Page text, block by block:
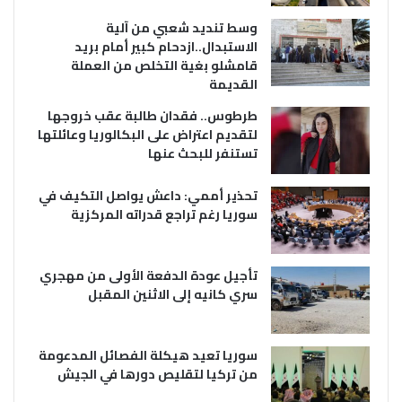
وسط تنديد شعبي من آلية
الاستبدال..ازدحام كبير أمام بريد
قامشلو بغية التخلص من العملة
القديمة
طرطوس.. فقدان طالبة عقب خروجها
لتقديم اعتراض على البكالوريا وعائلتها
تستنفر للبحث عنها
تحذير أممي: داعش يواصل التكيف في
سوريا رغم تراجع قدراته المركزية
تأجيل عودة الدفعة الأولى من مهجري
سري كانيه إلى الاثنين المقبل
سوريا تعيد هيكلة الفصائل المدعومة
من تركيا لتقليص دورها في الجيش